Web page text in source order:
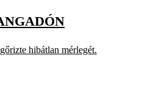
hibátlan mérlegét.